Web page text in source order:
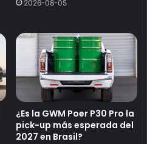
2026-08-05
¿Es la GWM Poer P30 Pro la
pick-up más esperada del
2027 en Brasil?